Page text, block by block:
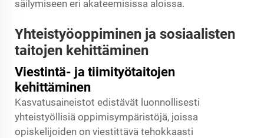
säilymiseen eri akateemisissa aloissa.
Yhteistyöoppiminen ja sosiaalisten
taitojen kehittäminen
Viestintä- ja tiimityötaitojen
kehittäminen
Kasvatusaineistot edistävät luonnollisesti
yhteistyöllisiä oppimisympäristöjä, joissa
opiskelijoiden on viestittävä tehokkaasti